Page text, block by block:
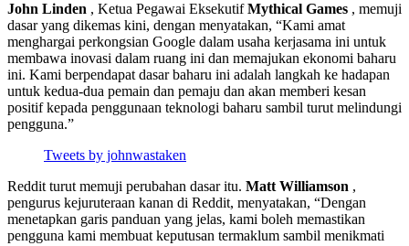
John Linden , Ketua Pegawai EksekutifMythical Games , memuji
dasar yang dikemas kini, dengan menyatakan, “Kami amat
menghargai perkongsian Google dalam usaha kerjasama ini untuk
membawa inovasi dalam ruang ini dan memajukan ekonomi baharu
ini. Kami berpendapat dasar baharu ini adalah langkah ke hadapan
untuk kedua-dua pemain dan pemaju dan akan memberi kesan
positif kepada penggunaan teknologi baharu sambil turut melindungi
pengguna.”
Tweets by johnwastaken
Reddit turut memuji perubahan dasar itu. Matt Williamson ,
pengurus kejuruteraan kanan di Reddit, menyatakan, “Dengan
menetapkan garis panduan yang jelas, kami boleh memastikan
pengguna kami membuat keputusan termaklum sambil menikmati